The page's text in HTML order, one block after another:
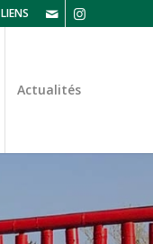
LIENS
Actualités